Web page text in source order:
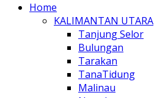
Home
KALIMANTAN UTARA
Tanjung Selor
Bulungan
Tarakan
TanaTidung
Malinau